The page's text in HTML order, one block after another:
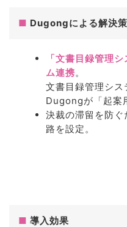
■ Dugongによる解決策
「文書目録管理
ム連携。
文書目録管理シス
Dugongが「起案
決裁の滞留を防ぐ
路を設定。
■ 導入効果